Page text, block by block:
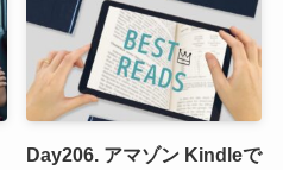
Day206. アマゾン Kindleで